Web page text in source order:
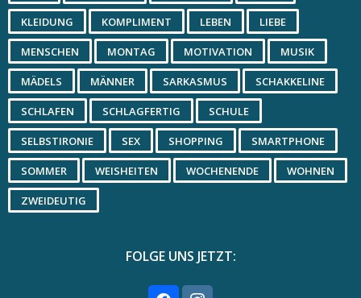
KLEIDUNG KOMPLIMENT LEBEN LIEBE
MENSCHEN MONTAG MOTIVATION MUSIK
MÄDELS MÄNNER SARKASMUS SCHAKKELINE
SCHLAFEN SCHLAGFERTIG SCHULE
SELBSTIRONIE SEX SHOPPING SMARTPHONE
SOMMER WEISHEITEN WOCHENENDE WOHNEN
ZWEIDEUTIG
FOLGE UNS JETZT: